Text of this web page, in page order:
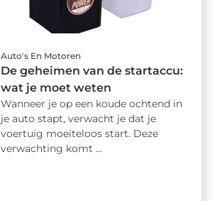
Auto's En Motoren
De geheimen van de startaccu:
wat je moet weten
Wanneer je op een koude ochtend in
je auto stapt, verwacht je dat je
voertuig moeiteloos start. Deze
verwachting komt ...